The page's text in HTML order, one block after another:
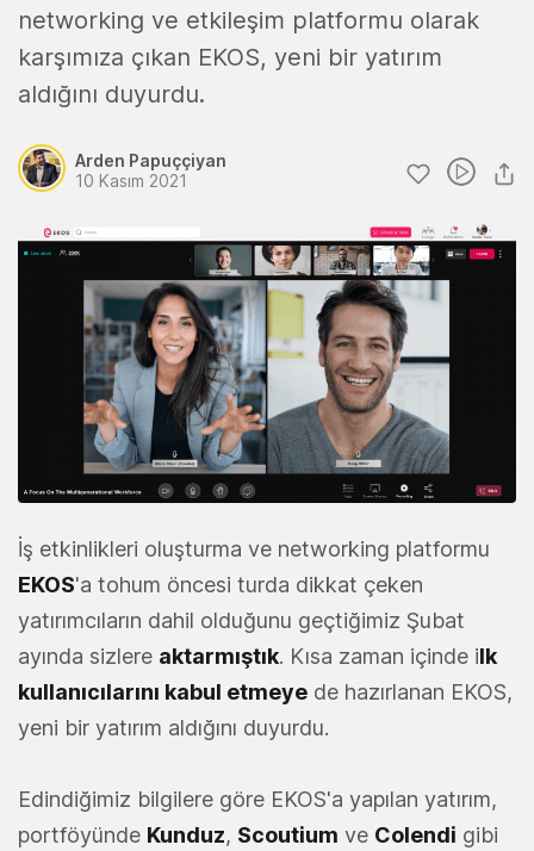
networking ve etkileşim platformu olarak
karşımıza çıkan EKOS, yeni bir yatırım
aldığını duyurdu.
Arden Papuççiyan
10 Kasım 2021
İş etkinlikleri oluşturma ve networking platformu
EKOS'a tohum öncesi turda dikkat çeken
yatırımcıların dahil olduğunu geçtiğimiz Şubat
ayında sizlere aktarmıştık. Kısa zaman içinde ilk
kullanıcılarını kabul etmeye de hazırlanan EKOS,
yeni bir yatırım aldığını duyurdu.
Edindiğimiz bilgilere göre EKOS'a yapılan yatırım,
portföyünde Kunduz, Scoutium ve Colendi gibi